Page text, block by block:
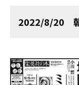
2022/8/20